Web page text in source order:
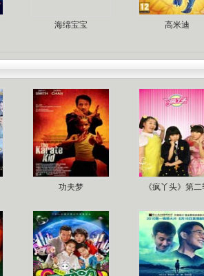
海绵宝宝 高米迪
功夫梦 《疯丫头》第二